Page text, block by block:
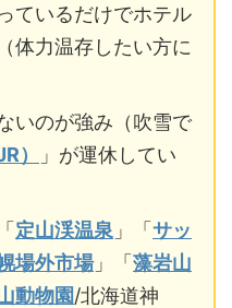
ているだけでホテル
体力温存したい方に
いのが強み（吹雪で
）
」が運休してい
定山渓温泉 」「サッ
場外市場」「藻岩山
動物園/北海道神